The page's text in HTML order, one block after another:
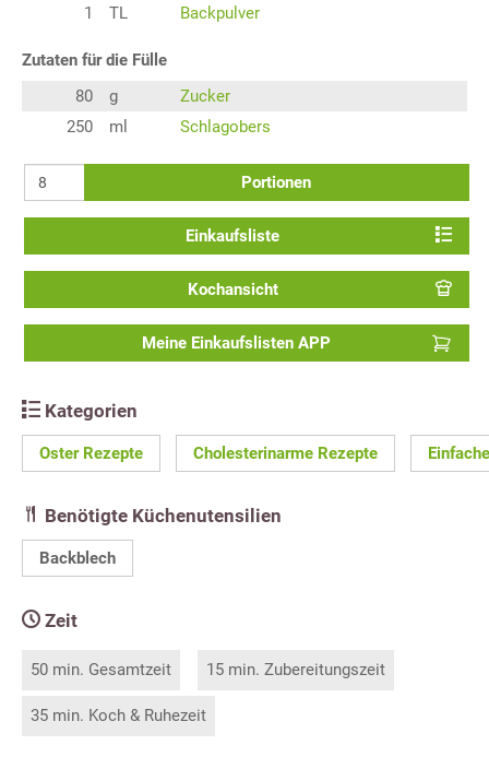
1
TL Backpulver
Zutaten für die Fülle
80
g
Zucker
250
ml Schlagobers
Portionen
Einkaufsliste
Kochansicht
Meine Einkaufslisten APP
Kategorien
Oster Rezepte Cholesterinarme Rezepte
Benötigte Küchenutensilien
Backblech
Zeit
50 min. Gesamtzeit 15 min. Zubereitungszeit
35 min. Koch & Ruhezeit